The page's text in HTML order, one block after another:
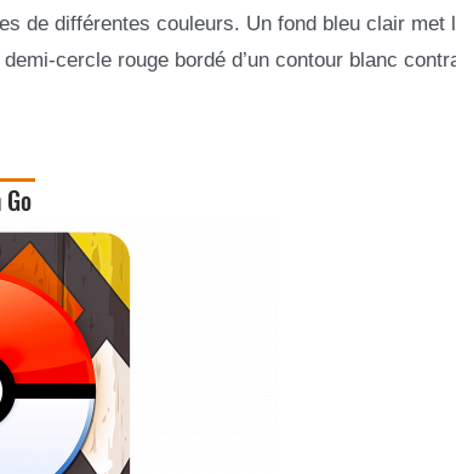
de différentes couleurs. Un fond bleu clair met
cercle rouge bordé d’un contour blanc